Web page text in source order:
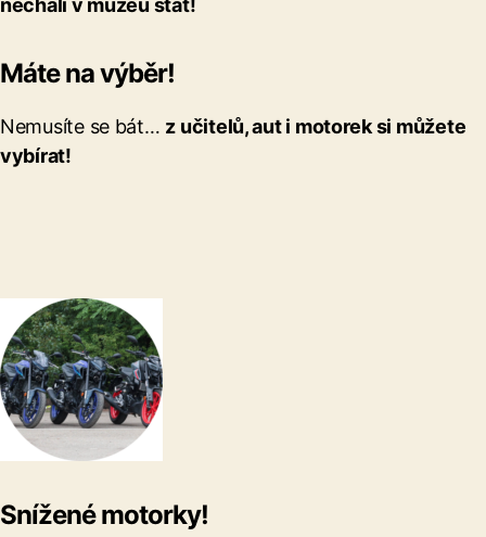
nechali v muzeu stát!
Máte na výběr!
Nemusíte se bát… z učitelů, aut i motorek si můžete
vybírat!
Snížené motorky!